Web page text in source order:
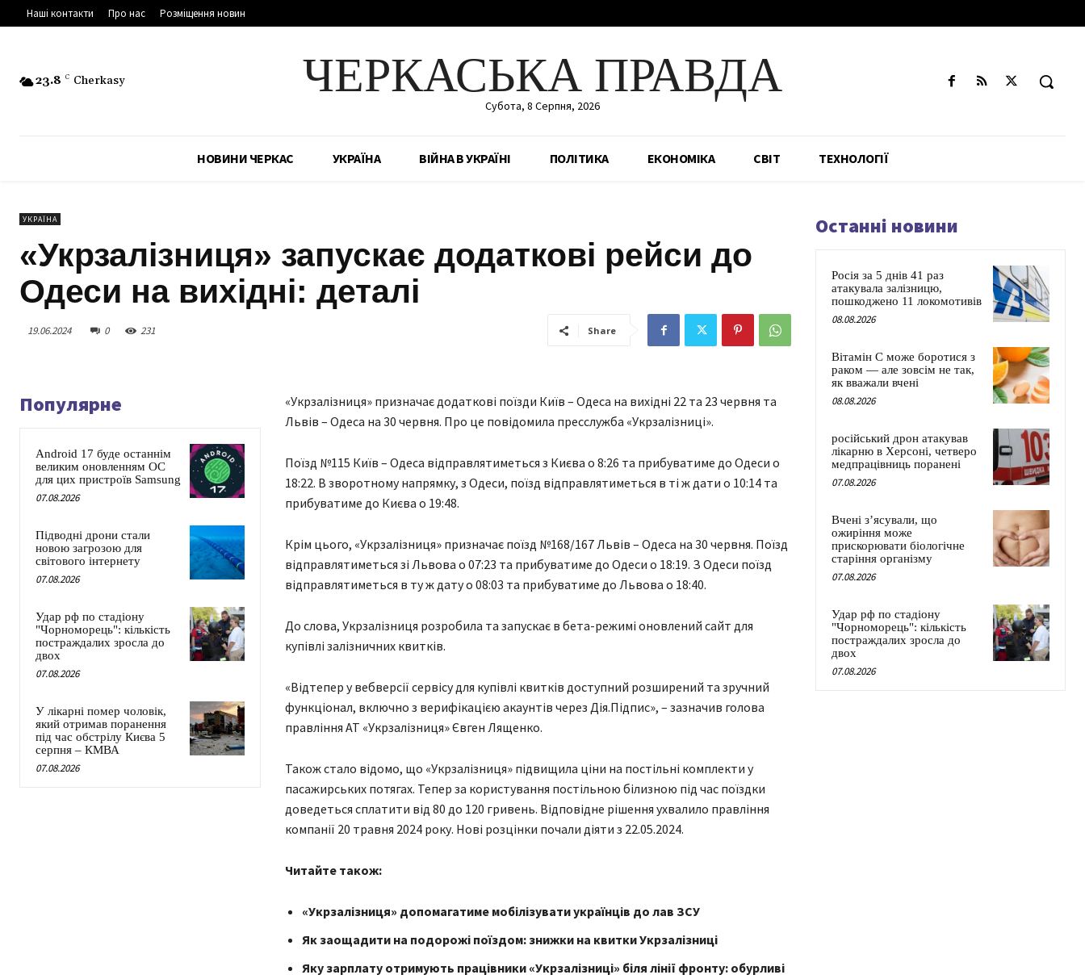
Наші контакти Про нас Розміщення новин
23.8 C Cherkasy ЧЕРКАСЬКА ПРАВДА
Субота, 8 Серпня, 2026
НОВИНИ ЧЕРКАС УКРАЇНА ВІЙНА В УКРАЇНІ ПОЛІТИКА ЕКОНОМІКА СВІТ ТЕХНОЛОГІЇ
УКРАЇНА
«Укрзалізниця» запускає додаткові рейси до
Одеси на вихідні: деталі
19.06.2024 0 231 Share
Популярне
Android 17 буде останнім
великим оновленням ОС
для цих пристроїв Samsung
07.08.2026
Підводні дрони стали
новою загрозою для
світового інтернету
07.08.2026
Удар рф по стадіону
"Чорноморець": кількість
постраждалих зросла до
двох
07.08.2026
У лікарні помер чоловік,
який отримав поранення
під час обстрілу Києва 5
серпня – КМВА
07.08.2026
«Укрзалізниця» призначає додаткові поїзди Київ – Одеса на вихідні 22 та 23 червня та
Львів – Одеса на 30 червня. Про це повідомила пресслужба «Укрзалізниці».
Поїзд №115 Київ – Одеса відправлятиметься з Києва о 8:26 та прибуватиме до Одеси о
18:22. В зворотному напрямку, з Одеси, поїзд відправлятиметься в ті ж дати о 10:14 та
прибуватиме до Києва о 19:48.
Крім цього, «Укрзалізниця» призначає поїзд №168/167 Львів – Одеса на 30 червня. Поїзд
відправлятиметься зі Львова о 07:23 та прибуватиме до Одеси о 18:19. З Одеси поїзд
відправлятиметься в ту ж дату о 08:03 та прибуватиме до Львова о 18:40.
До слова, Укрзалізниця розробила та запускає в бета-режимі оновлений сайт для
купівлі залізничних квитків.
«Відтепер у вебверсії сервісу для купівлі квитків доступний розширений та зручний
функціонал, включно з верифікацією акаунтів через Дія.Підпис», – зазначив голова
правління АТ «Укрзалізниця» Євген Лященко.
Також стало відомо, що «Укрзалізниця» підвищила ціни на постільні комплекти у
пасажирських потягах. Тепер за користування постільною білизною під час поїздки
доведеться сплатити від 80 до 120 гривень. Відповідне рішення ухвалило правління
компанії 20 травня 2024 року. Нові розцінки почали діяти з 22.05.2024.
Читайте також:
«Укрзалізниця» допомагатиме мобілізувати українців до лав ЗСУ
Як заощадити на подорожі поїздом: знижки на квитки Укрзалізниці
Яку зарплату отримують працівники «Укрзалізниці» біля лінії фронту: обурливі
Останні новини
Росія за 5 днів 41 раз
атакувала залізницю,
пошкоджено 11 локомотивів
08.08.2026
Вітамін C може боротися з
раком — але зовсім не так,
як вважали вчені
08.08.2026
російський дрон атакував
лікарню в Херсоні, четверо
медпрацівниць поранені
07.08.2026
Вчені з’ясували, що
ожиріння може
прискорювати біологічне
старіння організму
07.08.2026
Удар рф по стадіону
"Чорноморець": кількість
постраждалих зросла до
двох
07.08.2026